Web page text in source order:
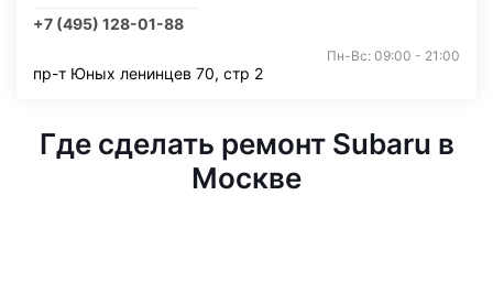
+7 (495) 128-01-88
Пн-Вс: 09:00 - 21:00
пр-т Юных ленинцев 70, стр 2
Где сделать ремонт Subaru в
Москве